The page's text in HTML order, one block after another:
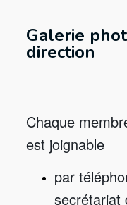
Galerie
direction
Chaque
est joignable
par
secrétariat